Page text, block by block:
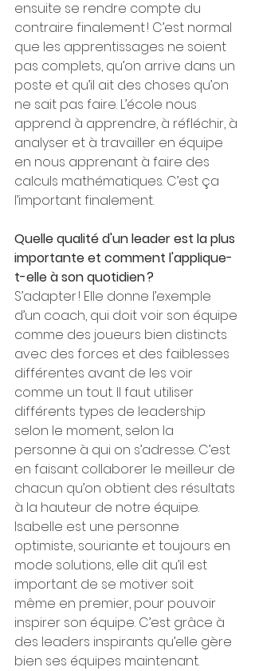
ensuite se rendre compte du
contraire finalement ! C’est normal
que les apprentissages ne soient
pas complets, qu’on arrive dans un
poste et qu’il ait des choses qu’on
ne sait pas faire. L’école nous
apprend à apprendre, à réfléchir, à
analyser et à travailler en équipe
en nous apprenant à faire des
calculs mathématiques. C’est ça
l’important finalement.
Quelle qualité d'un leader est la plus
importante et comment l'applique-
t-elle à son quotidien ?
S’adapter ! Elle donne l’exemple
d’un coach, qui doit voir son équipe
comme des joueurs bien distincts
avec des forces et des faiblesses
différentes avant de les voir
comme un tout. Il faut utiliser
différents types de leadership
selon le moment, selon la
personne à qui on s’adresse. C’est
en faisant collaborer le meilleur de
chacun qu’on obtient des résultats
à la hauteur de notre équipe.
Isabelle est une personne
optimiste, souriante et toujours en
mode solutions, elle dit qu’il est
important de se motiver soit
même en premier, pour pouvoir
inspirer son équipe. C’est grâce à
des leaders inspirants qu’elle gère
bien ses équipes maintenant.